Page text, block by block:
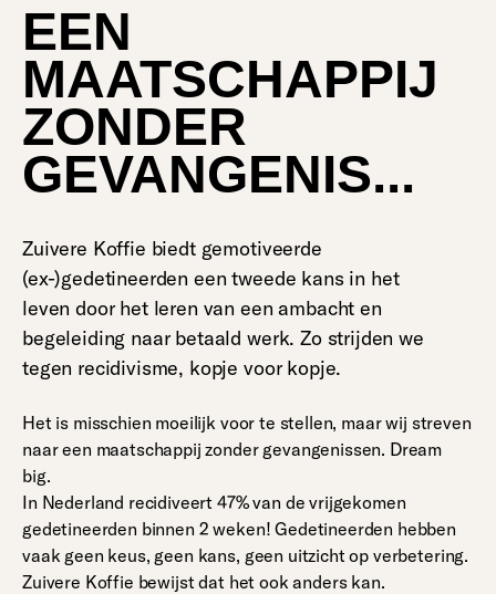
EEN
MAATSCHAPPIJ
ZONDER
GEVANGENIS...
Zuivere Koffie biedt gemotiveerde
(ex-)gedetineerden een tweede kans in het
leven door het leren van een ambacht en
begeleiding naar betaald werk. Zo strijden we
tegen recidivisme, kopje voor kopje.
Het is misschien moeilijk voor te stellen, maar wij streven
naar een maatschappij zonder gevangenissen. Dream
big.
In Nederland recidiveert 47% van de vrijgekomen
gedetineerden binnen 2 weken! Gedetineerden hebben
vaak geen keus, geen kans, geen uitzicht op verbetering.
Zuivere Koffie bewijst dat het ook anders kan.